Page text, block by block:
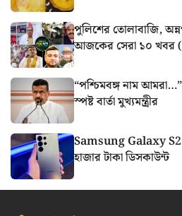
পুলিশের তোলাবাজি,
আজকের সেরা ১০
“পশ্চিমবঙ্গ নাম
স্পষ্ট বার্তা মুখ্যমন্ত্রীর
Samsung Galaxy
হাজার টাকা ডিসকাউন্ট